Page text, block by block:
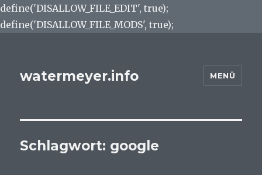
define('DISALLOW_FILE_EDIT', true);
define('DISALLOW_FILE_MODS', true);
watermeyer.info MENÜ
Schlagwort: google